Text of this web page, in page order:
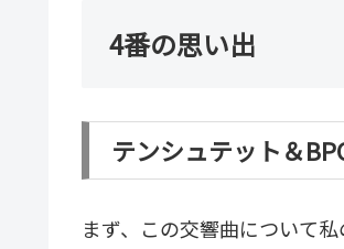
4番の思い出
テンシュテット＆
まず、この交響曲について